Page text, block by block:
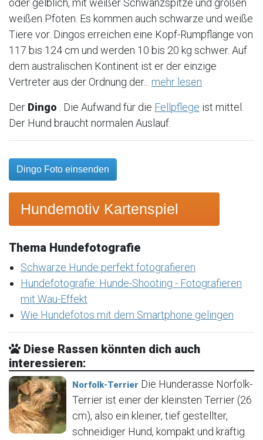
weißen Pfoten. Es kommen auch schwarze und weiße
Tiere vor. Dingos erreichen eine Kopf-Rumpflänge von
117 bis 124 cm und werden 10 bis 20 kg schwer. Auf
dem australischen Kontinent ist er der einzige
Vertreter aus der Ordnung der... mehr lesen
Der Dingo . Die Aufwand für die Fellpflege ist mittel.
Der Hund braucht normalen Auslauf.
Dingo Foto einsenden
Hundemotiv Kartenspiel
Thema Hundefotografie
Schwarze Hunde perfekt fotografieren
Hundefotografie: Hunde-Shooting - Fotografieren
mit Wau-Effekt
Wie Hundefotos mit dem Smartphone gelingen
Diese Rassen könnten dich auch
interessieren:
Norfolk-Terrier Die Hunderasse Norfolk-
Terrier ist einer der kleinsten Terrier (26
cm), also ein kleiner, tief gestellter,
schneidiger Hund, kompakt und kräftig